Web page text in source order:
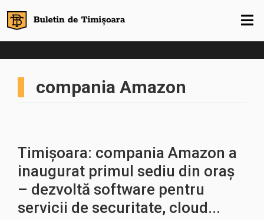
compania Amazon
Timișoara: compania Amazon a
inaugurat primul sediu din oraș
– dezvoltă software pentru
servicii de securitate, cloud...